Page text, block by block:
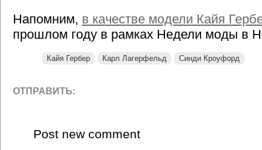
Напомним, в качестве модели Кайя
прошлом году в рамках Недели моды в
Кайя Гербер Карл Лагерфельд Синди Кроуфорд
ОТПРАВИТЬ:
Post new comment